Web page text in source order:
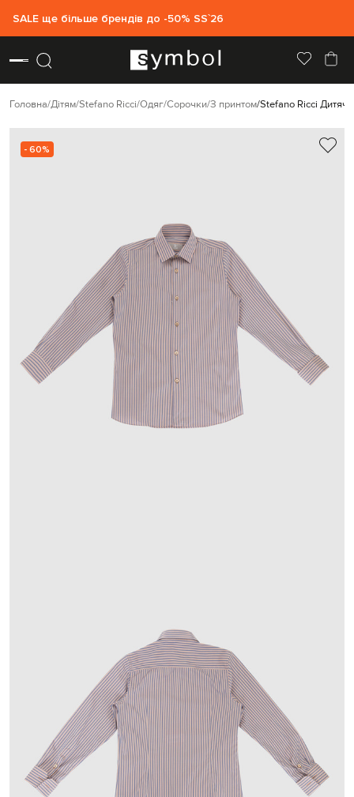
SALE ще більше брендів до -50% SS`26
Головна Дітям Stefano Ricci Одяг Сорочки З принтом Stefano Ricci
- 60%